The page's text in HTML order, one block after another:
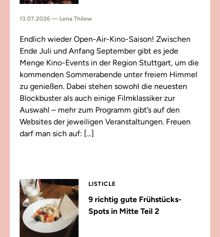
13.07.2026 — Lena Thilow
Endlich wieder Open-Air-Kino-Saison! Zwischen
Ende Juli und Anfang September gibt es jede
Menge Kino-Events in der Region Stuttgart, um die
kommenden Sommerabende unter freiem Himmel
zu genießen. Dabei stehen sowohl die neuesten
Blockbuster als auch einige Filmklassiker zur
Auswahl – mehr zum Programm gibt’s auf den
Websites der jeweiligen Veranstaltungen. Freuen
darf man sich auf: […]
LISTICLE
9 richtig gute Frühstücks-
Spots in Mitte Teil 2